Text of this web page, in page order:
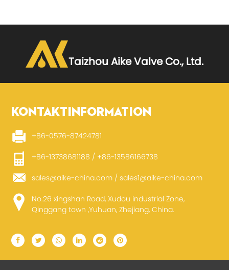
Taizhou Aike Valve Co., Ltd.
KONTAKTINFORMATION
+86-0576-87424781
+86-13738681188 / +86-13586166738
sales@aike-china.com/sales1@aike-china.com
No.26 xingshan Road, Xudou industrial Zone,
Qinggang town ,Yuhuan, Zhejiang, China.